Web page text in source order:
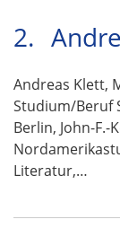
2.
Andreas Klett,
Studium/Beruf
Berlin, John-
Literatur,…